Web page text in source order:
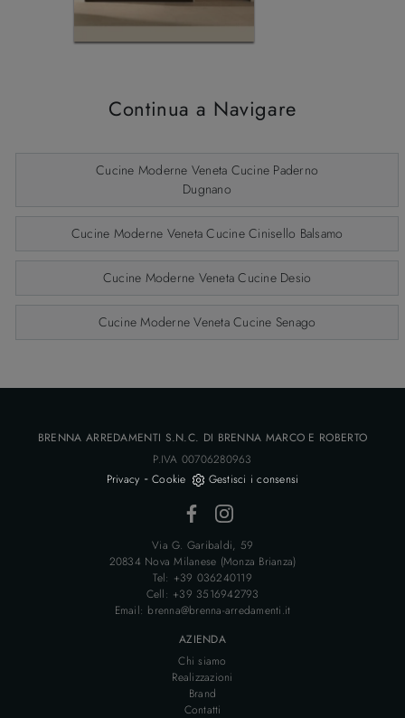
Continua a Navigare
Cucine Moderne Veneta Cucine Paderno
Dugnano
Cucine Moderne Veneta Cucine Cinisello Balsamo
Cucine Moderne Veneta Cucine Desio
Cucine Moderne Veneta Cucine Senago
BRENNA ARREDAMENTI S.N.C. DI BRENNA MARCO E ROBERTO
P.IVA 00706280963
Privacy -Cookie Gestisci i consensi
Via G. Garibaldi, 59
20834 Nova Milanese (Monza Brianza)
Tel: +39 036240119
Cell: +39 3516942793
Email: brenna@brenna-arredamenti.it
AZIENDA
Chi siamo
Realizzazioni
Brand
Contatti